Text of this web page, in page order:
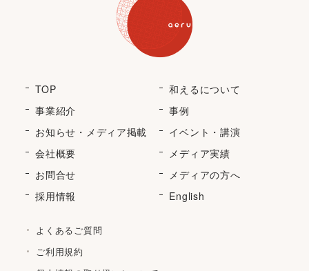
TOP
和えるについて
事業紹介
事例
お知らせ・メディア掲載
イベント・講演
会社概要
メディア実績
お問合せ
メディアの方へ
採用情報
English
よくあるご質問
ご利用規約